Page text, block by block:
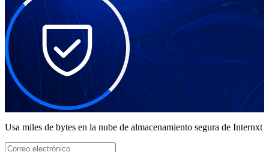
Usa miles de bytes en la nube de almacenamiento segura de Internxt